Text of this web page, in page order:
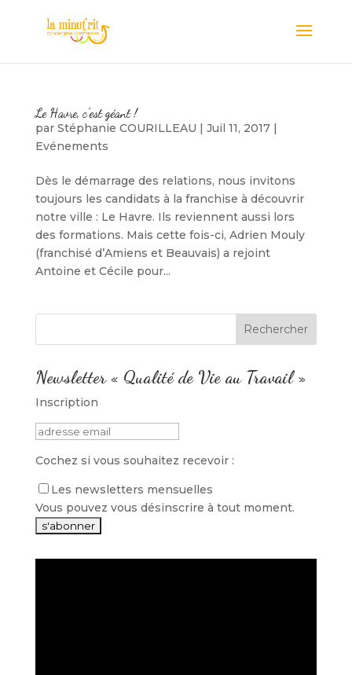
Le Havre, c’est géant !
par Stéphanie COURILLEAU | Juil 11, 2017|
Evénements
Dès le démarrage des relations, nous invitons
toujours les candidats à la franchise à découvrir
notre ville : Le Havre. Ils reviennent aussi lors
des formations. Mais cette fois-ci, Adrien Mouly
(franchisé d’Amiens et Beauvais) a rejoint
Antoine et Cécile pour...
Newsletter « Qualité de Vie au Travail »
Inscription
Cochez si vous souhaitez recevoir :
Les newsletters mensuelles
Vous pouvez vous désinscrire à tout moment.